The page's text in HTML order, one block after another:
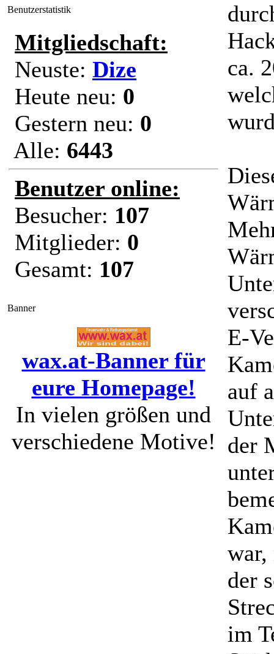
Benutzerstatistik
Mitgliedschaft:
Neuste: Dize
Heute neu: 0
Gestern neu: 0
Alle: 6443
Benutzer online:
Besucher: 107
Mitglieder: 0
Gesamt: 107
Banner
wax.at-Banner für
eure Homepage!
In vielen größen und
verschiedene Motive!
ca.
E-
auf
der
war,
der
im